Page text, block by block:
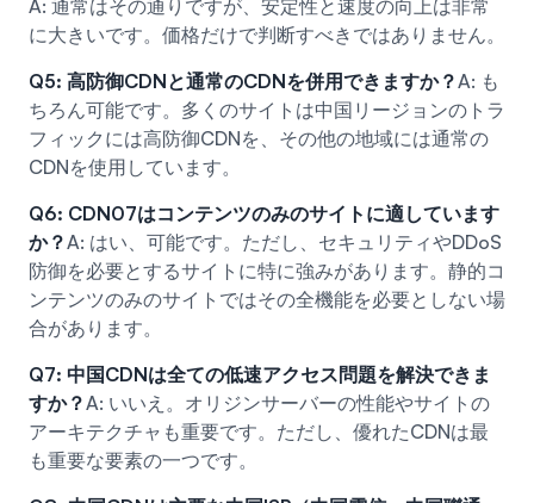
A: 通常はその通りですが、安定性と速度の向上は非常
に大きいです。価格だけで判断すべきではありません。
Q5: 高防御CDNと通常のCDNを併用できますか？A: も
ちろん可能です。多くのサイトは中国リージョンのトラ
フィックには高防御CDNを、その他の地域には通常の
CDNを使用しています。
Q6: CDN07はコンテンツのみのサイトに適しています
か？A: はい、可能です。ただし、セキュリティやDDoS
防御を必要とするサイトに特に強みがあります。静的コ
ンテンツのみのサイトではその全機能を必要としない場
合があります。
Q7: 中国CDNは全ての低速アクセス問題を解決できま
すか？A: いいえ。オリジンサーバーの性能やサイトの
アーキテクチャも重要です。ただし、優れたCDNは最
も重要な要素の一つです。